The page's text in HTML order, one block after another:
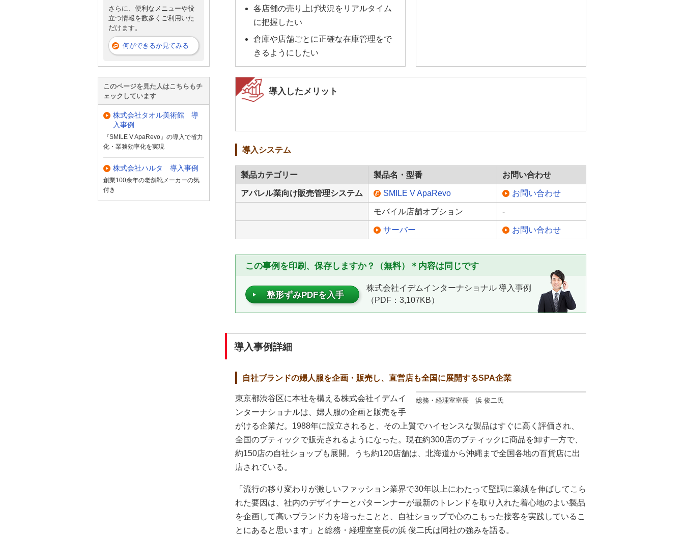
各店舗の売り上げ状況をリアルタイム
に把握したい
倉庫や店舗ごとに正確な在庫管理をで
きるようにしたい
導入したメリット
導入システム
製品カテゴリー 製品名・型番 お問い合わせ
アパレル業向け販売管理システム SMILE V ApaRevo お問い合わせ
モバイル店舗オプション -
サーバー お問い合わせ
この事例を印刷、保存しますか？（無料）＊内容は同じです
整形ずみPDFを入手
株式会社イデムインターナショナル 導入事例
（PDF：3,107KB）
導入事例詳細
自社ブランドの婦人服を企画・販売し、直営店も全国に展開するSPA企業
総務・経理室室長 浜 俊二氏
東京都渋谷区に本社を構える株式会社イデムイ
ンターナショナルは、婦人服の企画と販売を手
がける企業だ。1988年に設立されると、その上質でハイセンスな製品はすぐに高く評価され、
全国のブティックで販売されるようになった。現在約300店のブティックに商品を卸す一方で、
約150店の自社ショップも展開。うち約120店舗は、北海道から沖縄まで全国各地の百貨店に出
店されている。
「流行の移り変わりが激しいファッション業界で30年以上にわたって堅調に業績を伸ばしてこら
れた要因は、社内のデザイナーとパターンナーが最新のトレンドを取り入れた着心地のよい製品
を企画して高いブランド力を培ったことと、自社ショップで心のこもった接客を実践しているこ
とにあると思います」と総務・経理室室長の浜 俊二氏は同社の強みを語る。
さらに、便利なメニューや役
立つ情報を数多くご利用いた
だけます。
何ができるか見てみる
このページを見た人はこちらもチ
ェックしています
株式会社タオル美術館 導
入事例
『SMILE V ApaRevo』の導入で省力
化・業務効率化を実現
株式会社ハルタ 導入事例
創業100余年の老舗靴メーカーの気
付き